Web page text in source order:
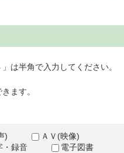
は半角で入力してください。
ます。
声)
ＡＶ(映像)
・録音 電子図書